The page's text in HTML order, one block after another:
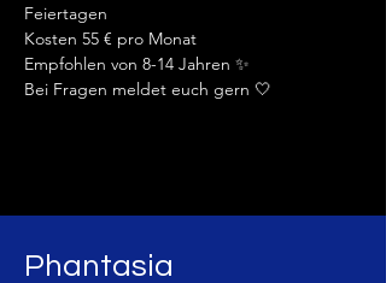
Feiertagen
Kosten 55 € pro Monat
Empfohlen von 8-14 Jahren ✨️
Bei Fragen meldet euch gern 🤍
Phantasia